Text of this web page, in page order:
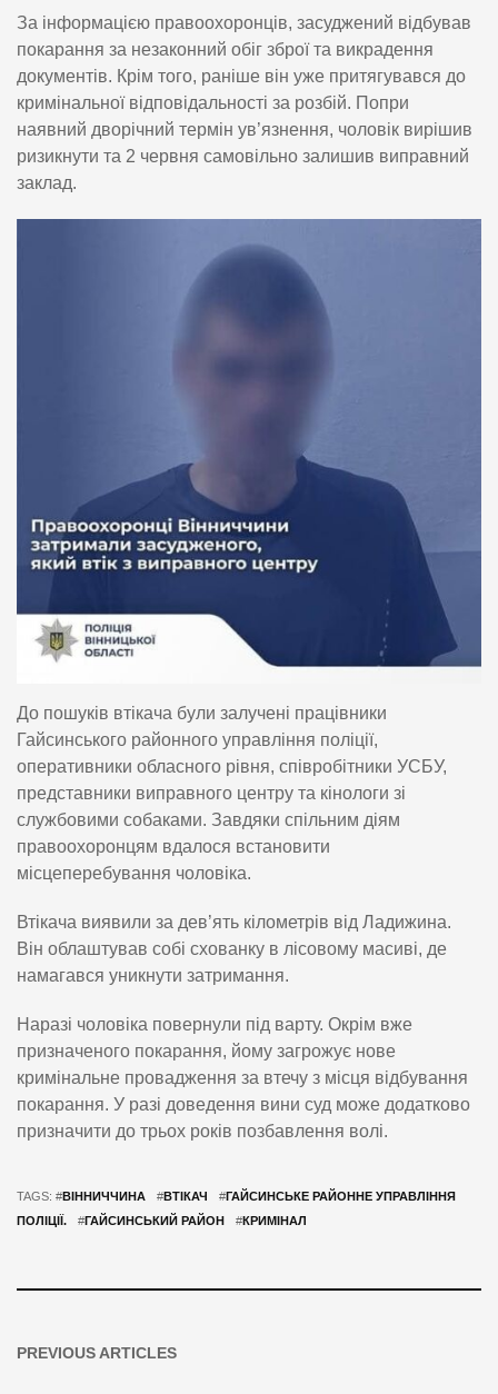
За інформацією правоохоронців, засуджений відбував
покарання за незаконний обіг зброї та викрадення
документів. Крім того, раніше він уже притягувався до
кримінальної відповідальності за розбій. Попри
наявний дворічний термін ув’язнення, чоловік вирішив
ризикнути та 2 червня самовільно залишив виправний
заклад.
До пошуків втікача були залучені працівники
Гайсинського районного управління поліції,
оперативники обласного рівня, співробітники УСБУ,
представники виправного центру та кінологи зі
службовими собаками. Завдяки спільним діям
правоохоронцям вдалося встановити
місцеперебування чоловіка.
Втікача виявили за дев’ять кілометрів від Ладижина.
Він облаштував собі схованку в лісовому масиві, де
намагався уникнути затримання.
Наразі чоловіка повернули під варту. Окрім вже
призначеного покарання, йому загрожує нове
кримінальне провадження за втечу з місця відбування
покарання. У разі доведення вини суд може додатково
призначити до трьох років позбавлення волі.
TAGS: #ВІННИЧЧИНА #ВТІКАЧ #ГАЙСИНСЬКЕ РАЙОННЕ УПРАВЛІННЯ
ПОЛІЦІЇ.
#ГАЙСИНСЬКИЙ РАЙОН #КРИМІНАЛ
PREVIOUS ARTICLES